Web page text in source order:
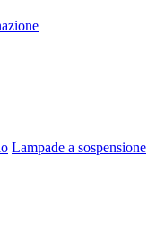
Lampade a sospensione